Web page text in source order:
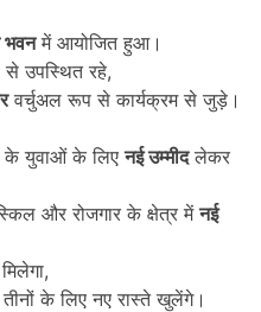
भवनमें आयोजित हुआ।
उपस्थित रहे,
वर्चुअल रूप से कार्यक्रम से जुड़े।
के युवाओं के लिएनई उम्मीदलेकर
और रोजगार के क्षेत्र मेंनई
के लिए नए रास्ते खुलेंगे।